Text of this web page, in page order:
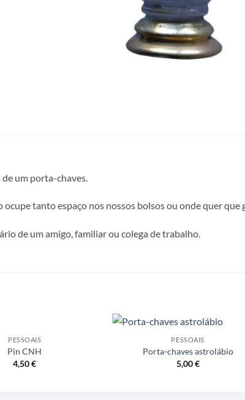
um porta-chaves.
tanto espaço nos nossos bolsos ou onde quer que
de um amigo, familiar ou colega de trabalho.
PESSOAIS
Pin CNH
4,50€
a lista
PESSOAIS
Porta-chaves astrolábio
5,00€